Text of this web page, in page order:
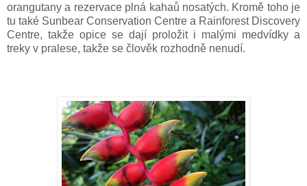
orangutany a rezervace plná kahaů nosatých. Kromě toho je
tu také Sunbear Conservation Centre a Rainforest Discovery
Centre, takže opice se dají proložit i malými medvídky a
treky v pralese, takže se člověk rozhodně nenudí.